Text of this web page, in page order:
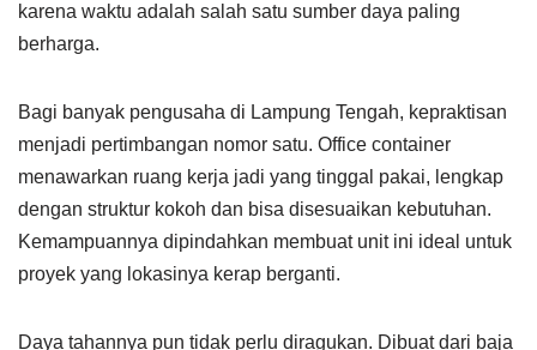
karena waktu adalah salah satu sumber daya paling
berharga.
Bagi banyak pengusaha di Lampung Tengah, kepraktisan
menjadi pertimbangan nomor satu. Office container
menawarkan ruang kerja jadi yang tinggal pakai, lengkap
dengan struktur kokoh dan bisa disesuaikan kebutuhan.
Kemampuannya dipindahkan membuat unit ini ideal untuk
proyek yang lokasinya kerap berganti.
Daya tahannya pun tidak perlu diragukan. Dibuat dari baja